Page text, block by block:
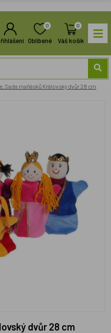
Přihlášení
0
Oblíbené
0
Váš košík
Sada maňásků Královský dvůr 28 cm
dvůr 28 cm